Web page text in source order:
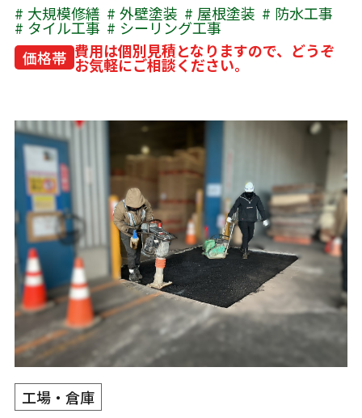
大規模修繕 外壁塗装 屋根塗装 防水工事
タイル工事
シーリング工事
価格帯 費用は個別見積となりますので、どうぞ
お気軽にご相談ください。
工場・倉庫